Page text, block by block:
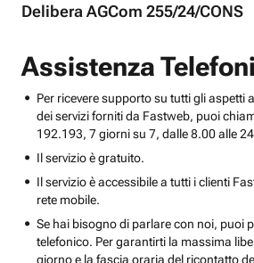
Delibera AGCom 255/24/CONS
Assistenza
Per ricevere supporto su tutti gli aspetti
dei servizi forniti da Fastweb, puoi
192.193, 7 giorni su 7, dalle 8.00 alle
Il servizio è gratuito.
Il servizio è accessibile a tutti i clienti
rete mobile.
Se hai bisogno di parlare con noi, puoi
telefonico. Per garantirti la massima
giorno e la fascia oraria del ricontatto